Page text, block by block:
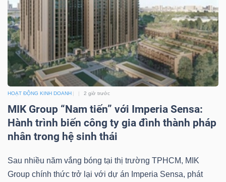
HOẠT ĐỘNG KINH DOANH 2 giờ trước
MIK Group “Nam tiến” với Imperia Sensa:
Hành trình biến công ty gia đình thành pháp
nhân trong hệ sinh thái
Sau nhiều năm vắng bóng tại thị trường TPHCM, MIK
Group chính thức trở lại với dự án Imperia Sensa, phát
NGUYÊN
VẬT
LIỆU
CÔNG